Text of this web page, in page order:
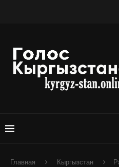
Главная Кыргызстан